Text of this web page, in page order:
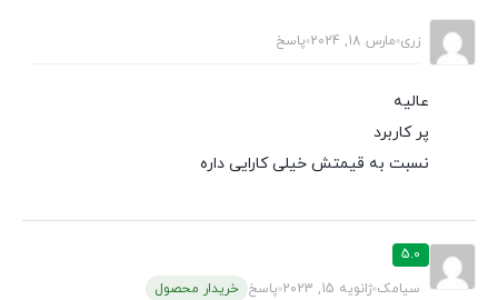
زری مارس 18, 2024 پاسخ
عالیه
پر کاربرد
نسبت به قیمتش خیلی کارایی داره
5.0
سیامک ژانویه 15, 2023 پاسخ خریدار محصول